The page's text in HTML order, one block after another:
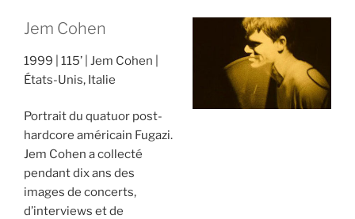
Jem Cohen
1999 115’
Jem Cohen
États-Unis, Italie
Portrait du quatuor post-
hardcore américain Fugazi.
Jem Cohen a collecté
pendant dix ans des
images de concerts,
d’interviews et de